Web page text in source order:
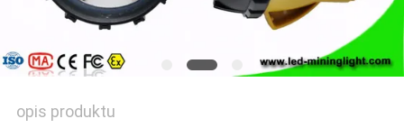
opis produktu